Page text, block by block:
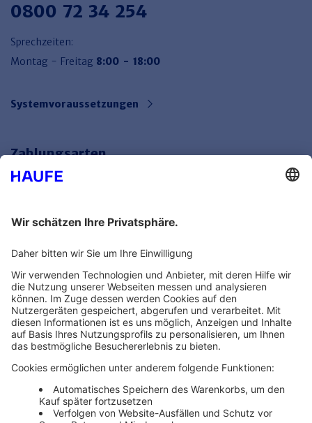
0800 72 34 254
Sprechzeiten:
Montag - Freitag 8:00 - 18:00
Systemvoraussetzungen
Zahlungsarten
Themenwelten und Produktschulungen